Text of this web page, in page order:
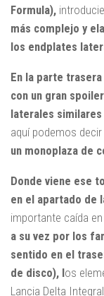
Formula),
más complejo y
los endplates
En la parte
con un gran
laterales similares
aquí podemos
un monoplaza de
Donde viene ese
en el apartado de
importante caída
a su vez por los
sentido en el
de disco), los
Lancia Delta